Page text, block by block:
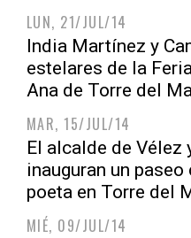
LUN, 21/JUL/14
India Martínez y
estelares de la
Ana de Torre del
MAR, 15/JUL/14
El alcalde de Vélez
inauguran un
poeta en Torre del
MIÉ, 09/JUL/14